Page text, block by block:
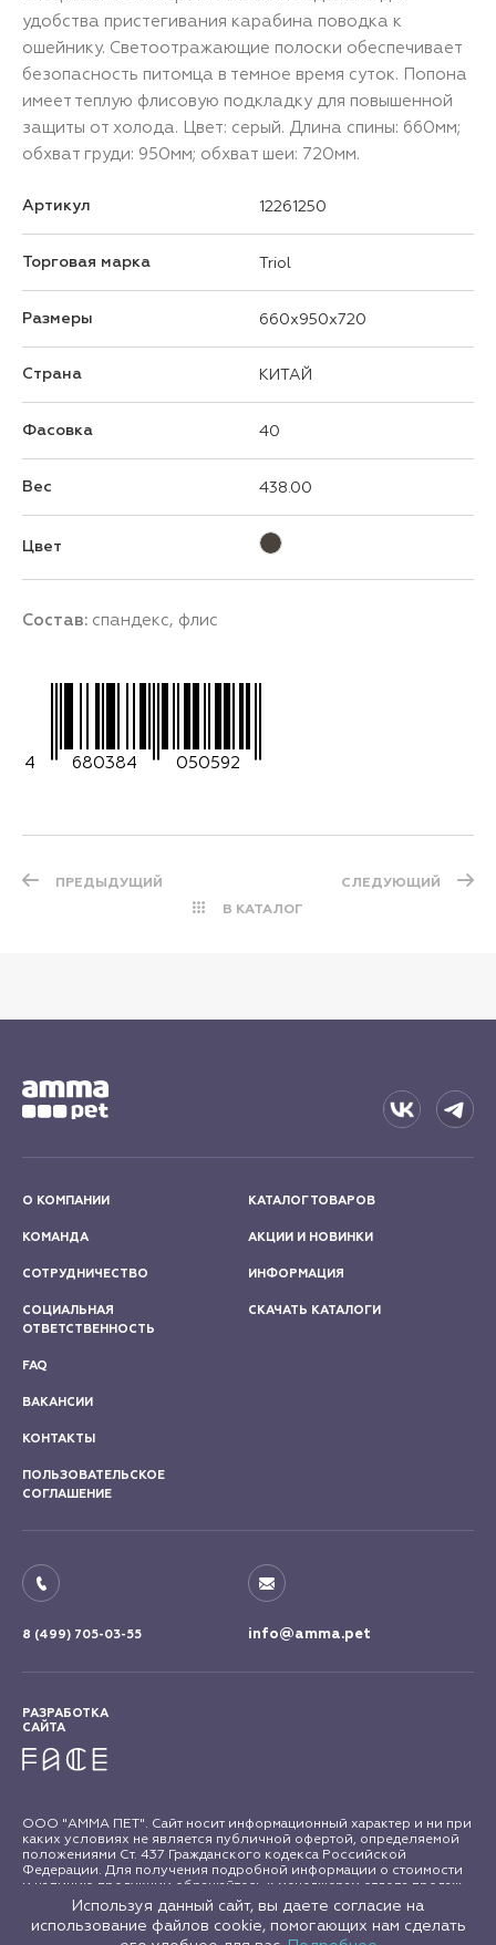
удобства пристегивания карабина поводка к
ошейнику. Светоотражающие полоски обеспечивает
безопасность питомца в темное время суток. Попона
имеет теплую флисовую подкладку для повышенной
защиты от холода. Цвет: серый. Длина спины: 660мм;
обхват груди: 950мм; обхват шеи: 720мм.
Артикул 12261250
Торговая марка Triol
Размеры 660x950x720
Страна КИТАЙ
Фасовка 40
Вес 438.00
Цвет
Состав: спандекс, флис
4 680384 050592
ПРЕДЫДУЩИЙ
В КАТАЛОГ
СЛЕДУЮЩИЙ
О КОМПАНИИ
КОМАНДА
СОТРУДНИЧЕСТВО
СОЦИАЛЬНАЯ
ОТВЕТСТВЕННОСТЬ
КАТАЛОГ ТОВАРОВ
АКЦИИ И НОВИНКИ
ИНФОРМАЦИЯ
СКАЧАТЬ КАТАЛОГИ
FAQ
ВАКАНСИИ
КОНТАКТЫ
ПОЛЬЗОВАТЕЛЬСКОЕ
СОГЛАШЕНИЕ
8 (499) 705-03-55 info@amma.pet
РАЗРАБОТКА
САЙТА
ООО "АММА ПЕТ". Сайт носит информационный характер и ни при
каких условиях не является публичной офертой, определяемой
положениями Ст. 437 Гражданского кодекса Российской
Федерации. Для получения подробной информации о стоимости
и наличию продукции обращайтесь к менеджерам отдела продаж
"АММА ПЕТ". Все права на материалы сайта amma.pet защищены в
соответствии с российским и международным законодательством
об авторском праве и смежных правах. Любое использование
Используя данный сайт, вы даете согласие на
использование файлов cookie, помогающих нам сделать